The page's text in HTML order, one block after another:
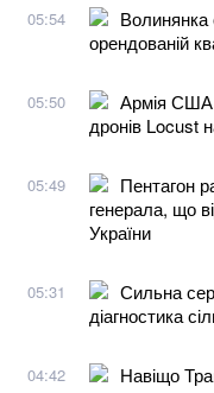
05:54
орендованій
05:50
Армія США
дронів Locust
05:49
Пентагон
генерала, що
України
05:31
Сильна
діагностика
04:42 Навіщо